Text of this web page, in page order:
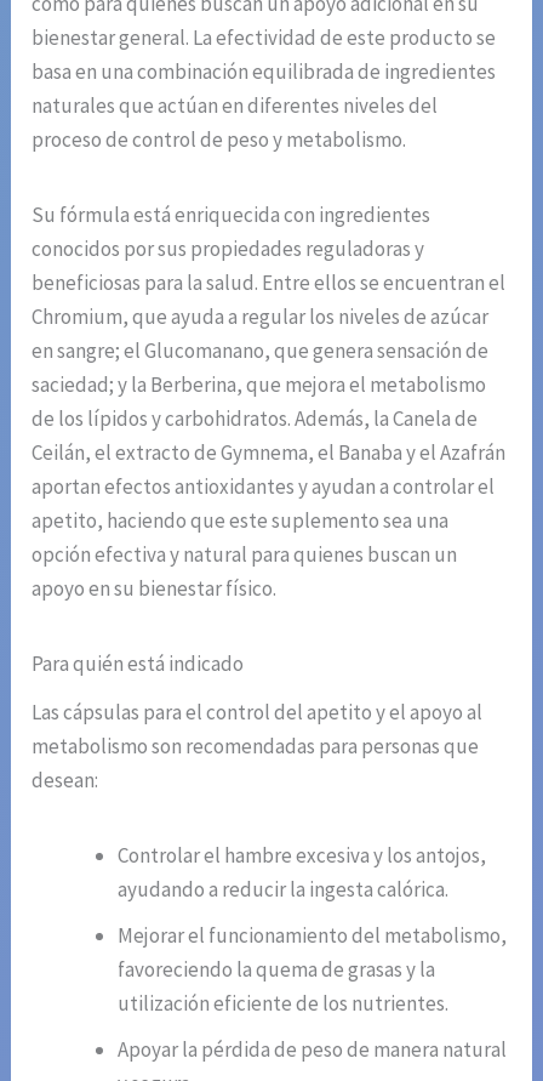
bienestar general. La efectividad de este producto se
basa en una combinación equilibrada de ingredientes
naturales que actúan en diferentes niveles del
proceso de control de peso y metabolismo.
Su fórmula está enriquecida con ingredientes
conocidos por sus propiedades reguladoras y
beneficiosas para la salud. Entre ellos se encuentran el
Chromium, que ayuda a regular los niveles de azúcar
en sangre; el Glucomanano, que genera sensación de
saciedad; y la Berberina, que mejora el metabolismo
de los lípidos y carbohidratos. Además, la Canela de
Ceilán, el extracto de Gymnema, el Banaba y el Azafrán
aportan efectos antioxidantes y ayudan a controlar el
apetito, haciendo que este suplemento sea una
opción efectiva y natural para quienes buscan un
apoyo en su bienestar físico.
Para quién está indicado
Las cápsulas para el control del apetito y el apoyo al
metabolismo son recomendadas para personas que
desean:
Controlar el hambre excesiva y los antojos,
ayudando a reducir la ingesta calórica.
Mejorar el funcionamiento del metabolismo,
favoreciendo la quema de grasas y la
utilización eficiente de los nutrientes.
Apoyar la pérdida de peso de manera natural